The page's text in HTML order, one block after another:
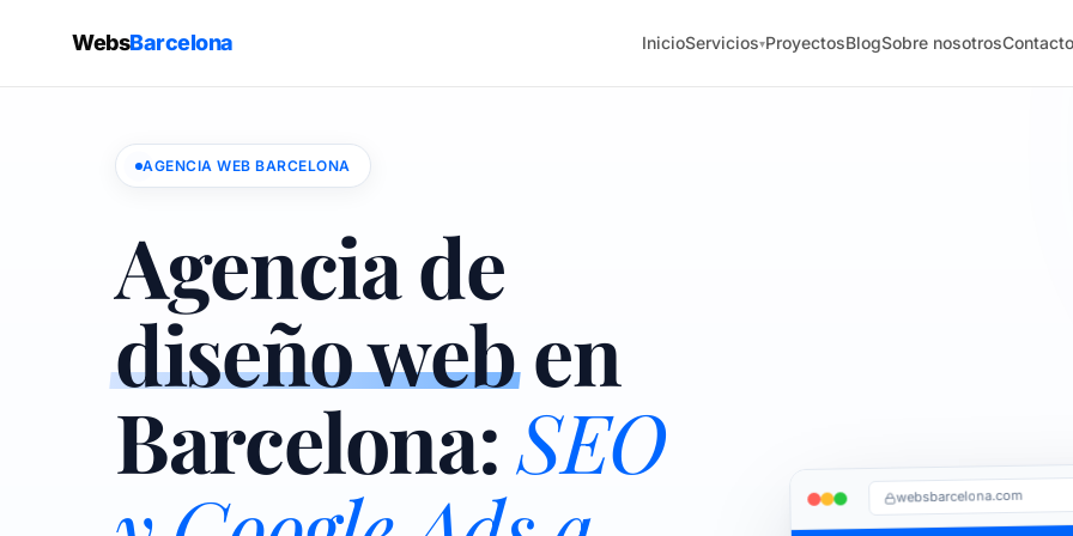
WebsBarcelona InicioServicios▾ProyectosBlogSobre nosotros
AGENCIA WEB BARCELONA
Agencia de
diseño weben
Barcelona:SEO
websbarcelona.com